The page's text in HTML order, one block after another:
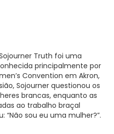
Truth foi uma
principalmente por
Convention em Akron,
Sojourner questionou os
brancas, enquanto as
ao trabalho braçal
“Não sou eu uma mulher?”.